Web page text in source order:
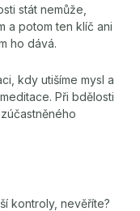
stát nemůže,
a potom ten klíč ani
ho dává.
kdy utišíme mysl a
Při bdělosti
kontroly, nevěříte?